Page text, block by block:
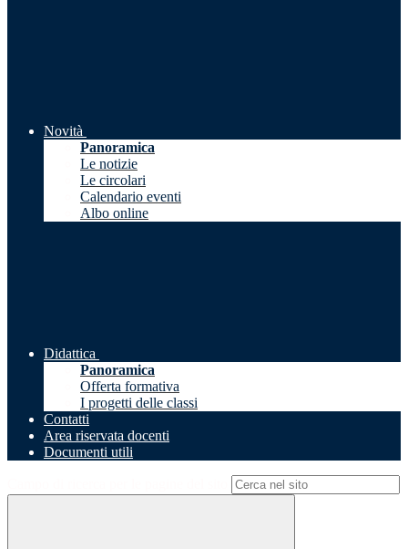
Novità
Panoramica
Le notizie
Le circolari
Calendario eventi
Albo online
Didattica
Panoramica
Offerta formativa
I progetti delle classi
Contatti
Area riservata docenti
Documenti utili